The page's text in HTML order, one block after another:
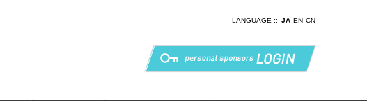
LANGUAGE :: JA EN CN